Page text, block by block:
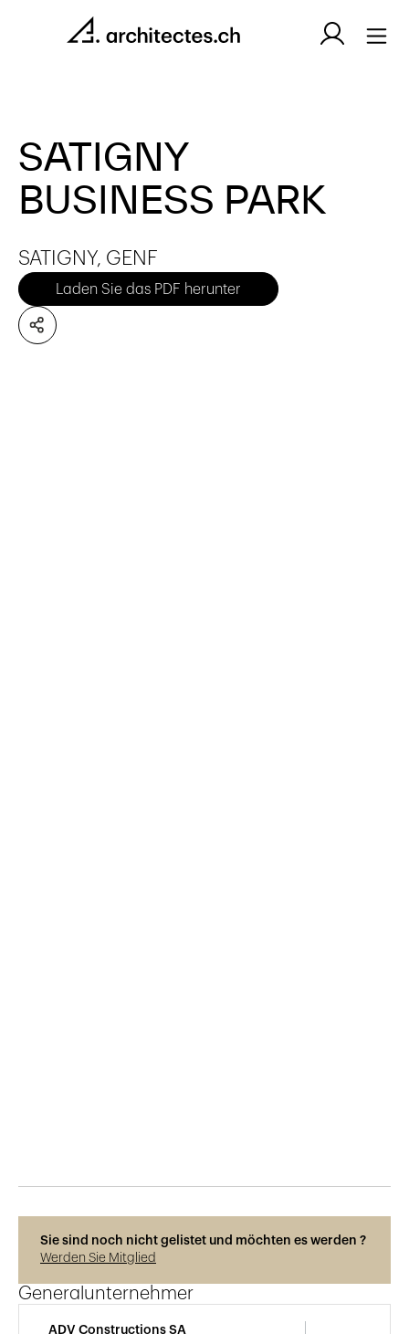
SATIGNY
BUSINESS PARK
SATIGNY, GENF
Laden Sie das PDF herunter
Sie sind noch nicht gelistet und möchten es werden ?
Werden Sie Mitglied
Generalunternehmer
ADV Constructions SA